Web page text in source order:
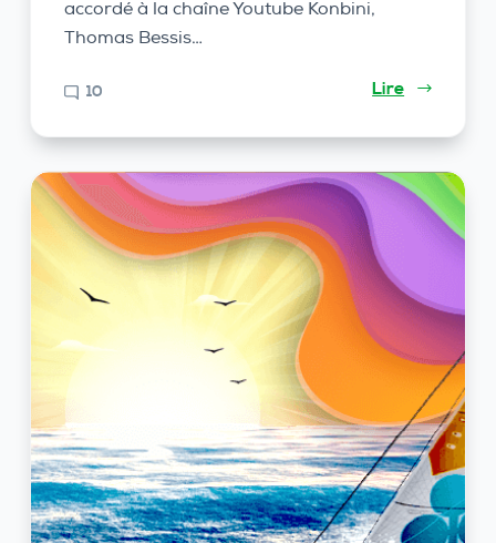
accordé à la chaîne Youtube Konbini,
Thomas Bessis…
10 Lire